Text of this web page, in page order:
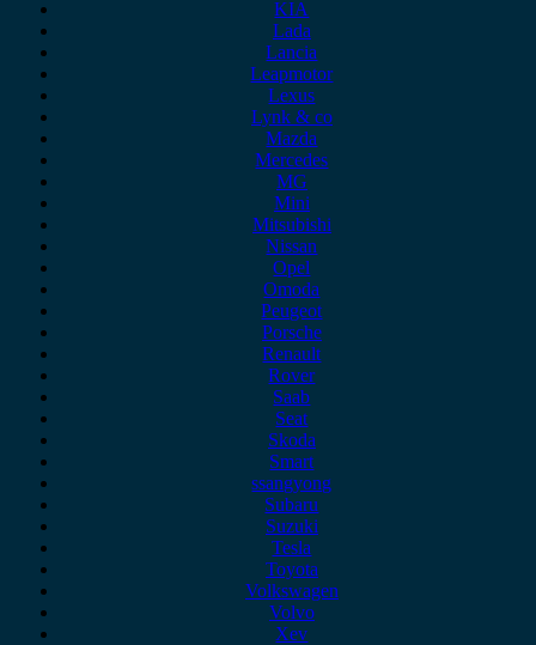
KIA
Lada
Lancia
Leapmotor
Lexus
Lynk & co
Mazda
Mercedes
MG
Mini
Mitsubishi
Nissan
Opel
Omoda
Peugeot
Porsche
Renault
Rover
Saab
Seat
Skoda
Smart
ssangyong
Subaru
Suzuki
Tesla
Toyota
Volkswagen
Volvo
Xev